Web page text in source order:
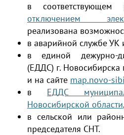
в соответствующем
отключением
реализована
в аварийной службе УК
в единой дежурно-
(ЕДДС) г.
и на сайте map.novo-
в ЕДДС
Новосибирской области
в сельской или
председателя СНТ.